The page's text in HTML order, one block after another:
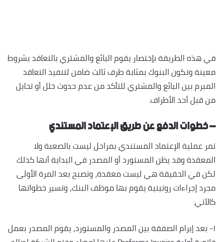
في هذه الطريقة بإختصار يقوم البائع والمشتري بالتعاقد بشروط
معينة وتكون البنوك بمثابة طرف ثالث ضامن لتنفيذ التعاقد
المبرم بين البائع والمشتري للتأكد من عدم حدوث خلل أو تحايل
من قبل أحد الأطراف.
– خطوات الدفع عن طريق الإعتماد المستندي
تمر عملية الإعتماد المستندي بمراحل ليست بالصعبة ولا
المعقدة وقد يظن المستورد أو المصدر في البداية أنها كذلك
لكن في الحقيقة هي ليست معقدة، وتصبح بعد المرة الأولى
مجرد إجراءات روتينية يقوم بها موظف البنك، وتسير خطواتها
كالآتي:
١- بعد إبرام الصفقة بين المصدر والمستورد، يقوم المصدر بعمل